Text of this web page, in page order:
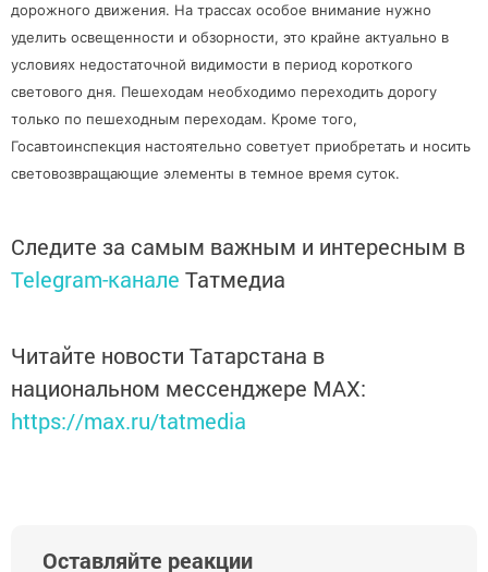
дорожного движения. На трассах особое внимание нужно
уделить освещенности и обзорности, это крайне актуально в
условиях недостаточной видимости в период короткого
светового дня. Пешеходам необходимо переходить дорогу
только по пешеходным переходам. Кроме того,
Госавтоинспекция настоятельно советует приобретать и носить
световозвращающие элементы в темное время суток.
Следите за самым важным и интересным в
Telegram-канале Татмедиа
Читайте новости Татарстана в
национальном мессенджере MАХ:
https://max.ru/tatmedia
Оставляйте реакции